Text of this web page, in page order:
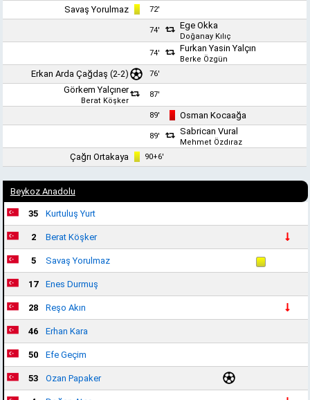
Savaş Yorulmaz 72'
74' Ege Okka
Doğanay Kılıç
74'
Furkan Yasin Yalçın
Berke Özgün
Erkan Arda Çağdaş (2-2) 76'
Görkem Yalçıner
Berat Köşker
87'
89' Osman Kocaağa
89' Sabrican Vural
Mehmet Özdıraz
Çağrı Ortakaya 90+6'
Beykoz Anadolu
35 Kurtuluş Yurt
2 Berat Köşker
5 Savaş Yorulmaz
17 Enes Durmuş
28 Reşo Akın
46 Erhan Kara
50 Efe Geçim
53 Ozan Papaker